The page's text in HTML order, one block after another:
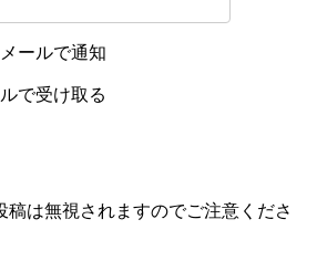
ールで通知
で受け取る
稿は無視されますのでご注意くださ